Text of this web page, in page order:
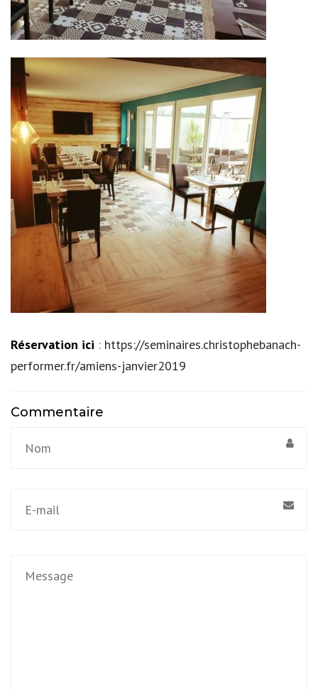
Réservation ici : https://seminaires.christophebanach-
performer.fr/amiens-janvier2019
Commentaire